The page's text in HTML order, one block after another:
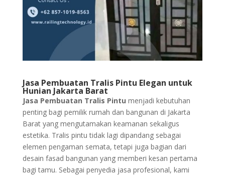
Jasa Pembuatan Tralis Pintu Elegan untuk
Hunian Jakarta Barat
Jasa Pembuatan Tralis Pintu menjadi kebutuhan
penting bagi pemilik rumah dan bangunan di Jakarta
Barat yang mengutamakan keamanan sekaligus
estetika. Tralis pintu tidak lagi dipandang sebagai
elemen pengaman semata, tetapi juga bagian dari
desain fasad bangunan yang memberi kesan pertama
bagi tamu. Sebagai penyedia jasa profesional, kami